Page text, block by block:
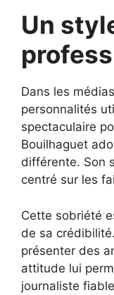
Un
Dans les
personnalités
spectaculaire
Bouilhaguet
différente. Son
centré sur les
Cette sobriété
de sa
présenter des
attitude lui
journaliste